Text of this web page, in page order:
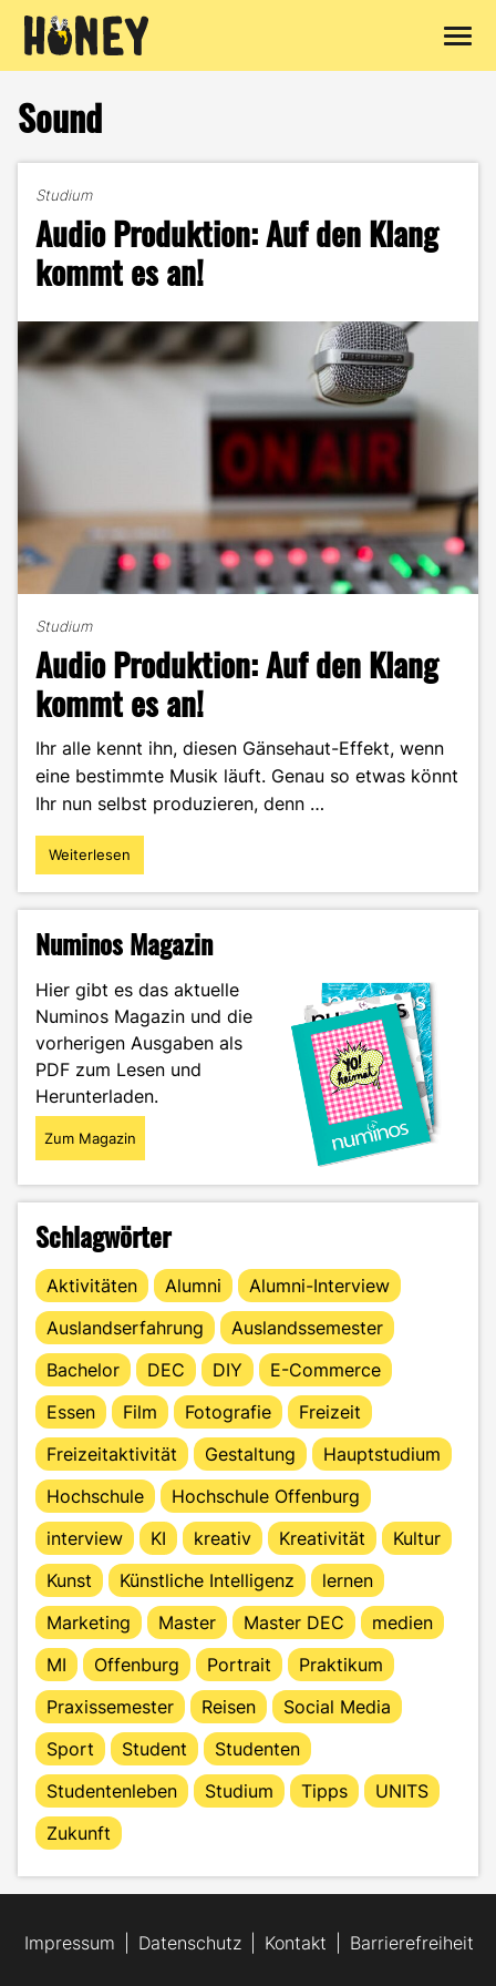
Inhalt
springen
Sound
Studium
Audio Produktion: Auf den Klang
kommt es an!
Studium
Audio Produktion: Auf den Klang
kommt es an!
Ihr alle kennt ihn, diesen Gänsehaut-Effekt, wenn
eine bestimmte Musik läuft. Genau so etwas könnt
Ihr nun selbst produzieren, denn …
"Audio
Produktion:
Klang
es
an!"
Weiterlesen
Numinos Magazin
Hier gibt es das aktuelle
Numinos Magazin und die
vorherigen Ausgaben als
PDF zum Lesen und
Herunterladen.
Zum Magazin
Schlagwörter
Aktivitäten Alumni
Alumni-Interview
Auslandserfahrung
Auslandssemester
Bachelor
DEC DIY
E-Commerce
Essen
Film Fotografie
Freizeit
Freizeitaktivität
Gestaltung
Hauptstudium
Hochschule
Hochschule Offenburg
interview
KI kreativ Kreativität
Kultur
Kunst
Künstliche Intelligenz
lernen
Marketing
Master Master DEC
medien
MI
Offenburg Portrait
Praktikum
Praxissemester
Reisen
Social Media
Sport
Student
Studenten
Studentenleben
Studium Tipps
UNITS
Zukunft
Impressum Datenschutz Kontakt Barrierefreiheit